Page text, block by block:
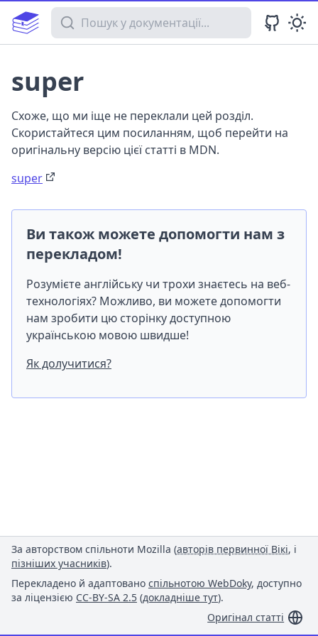
Пошук у документації
super
Схоже, що ми іще не переклали цей розділ.
Скористайтеся цим посиланням, щоб перейти на
оригінальну версію цієї статті в MDN.
super
Ви також можете допомогти нам з
перекладом!
Розумієте англійську чи трохи знаєтесь на веб-
технологіях? Можливо, ви можете допомогти
нам зробити цю сторінку доступною
українською мовою швидше!
Як долучитися?
За авторством спільноти Mozilla (авторів первинної Вікі, і
пізніших учасників).
Перекладено й адаптовано спільнотою WebDoky, доступно
за ліцензією CC-BY-SA 2.5 (докладніше тут).
Оригінал статті